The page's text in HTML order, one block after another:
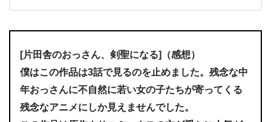
[片田舎のおっさん、剣聖になる]
（感想）
僕はこの作品は3話で見るのを止めました。残念な中
年おっさんに不自然に若い女の子たちが寄ってくる
残念なアニメにしか見えませんでした。